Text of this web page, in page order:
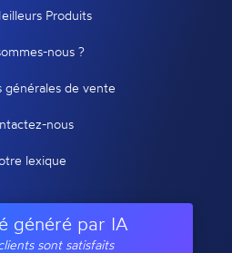
Produits
nous ?
générales de vente
nous
lexique
généré par IA
sont satisfaits